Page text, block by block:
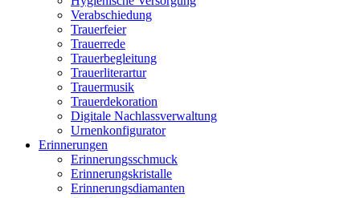
Verabschiedung
Trauerfeier
Trauerrede
Trauerbegleitung
Trauerliterartur
Trauermusik
Trauerdekoration
Digitale Nachlassverwaltung
Urnenkonfigurator
Erinnerungen
Erinnerungsschmuck
Erinnerungskristalle
Erinnerungsdiamanten